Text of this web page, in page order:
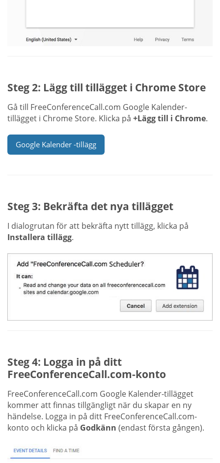
Steg 2: Lägg till tillägget i Chrome Store
Gå till FreeConferenceCall.com Google Kalender-
tillägget i Chrome Store. Klicka på +Lägg till i Chrome.
Google Kalender -tillägg
Steg 3: Bekräfta det nya tillägget
I dialogrutan för att bekräfta nytt tillägg, klicka på
Installera tillägg.
Steg 4: Logga in på ditt
FreeConferenceCall.com-konto
FreeConferenceCall.com Google Kalender-tillägget
kommer att finnas tillgängligt när du skapar en ny
händelse. Logga in på ditt FreeConferenceCall.com-
konto och klicka på Godkänn (endast första gången).